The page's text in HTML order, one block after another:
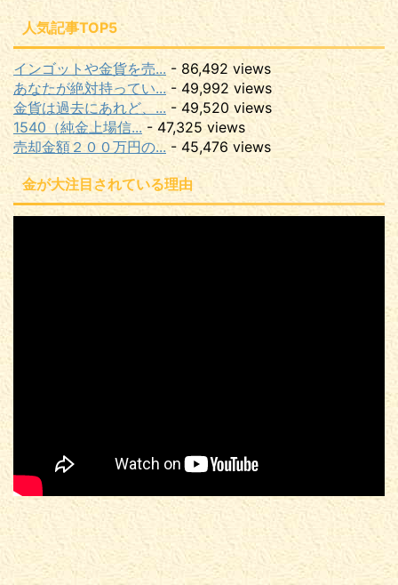
人気記事TOP5
インゴットや金貨を売... - 86,492 views
あなたが絶対持ってい... - 49,992 views
金貨は過去にあれど、... - 49,520 views
1540（純金上場信... - 47,325 views
売却金額２００万円の... - 45,476 views
金が大注目されている理由